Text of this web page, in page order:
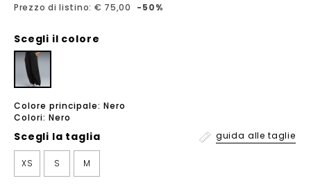
Prezzo di listino: € 75,00 -50%
Scegli il colore
Colore principale: Nero
Colori: Nero
Scegli la taglia guida alle taglie
XS S M